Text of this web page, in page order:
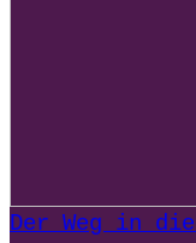
Der Weg in